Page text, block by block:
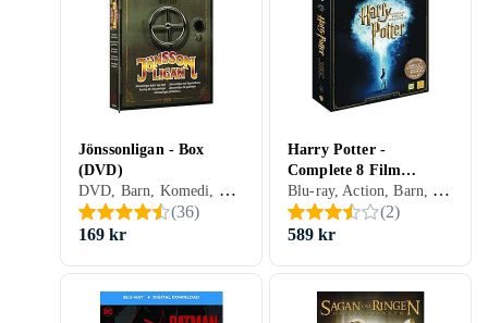
Jönssonligan - Box
(DVD)
DVD, Barn, Komedi, Thriller, TV-serie, Familj, Kriminalitet, Sverige (SE)
(36)
169 kr
Harry Potter -
Complete 8 Film
Collection Gift Set (Blu-
ray)
Blu-ray, Action, Barn, Fantasy, Äventyr, Familj, Sverige (SE)
(2)
589 kr